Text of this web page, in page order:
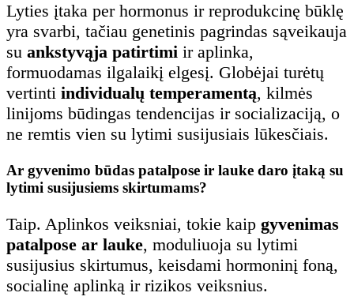
Lyties įtaka per hormonus ir reprodukcinę būklę
yra svarbi, tačiau genetinis pagrindas sąveikauja
su ankstyvąja patirtimi ir aplinka,
formuodamas ilgalaikį elgesį. Globėjai turėtų
vertinti individualų temperamentą, kilmės
linijoms būdingas tendencijas ir socializaciją, o
ne remtis vien su lytimi susijusiais lūkesčiais.
Ar gyvenimo būdas patalpose ir lauke daro įtaką su
lytimi susijusiems skirtumams?
Taip. Aplinkos veiksniai, tokie kaip gyvenimas
patalpose ar lauke, moduliuoja su lytimi
susijusius skirtumus, keisdami hormoninį foną,
socialinę aplinką ir rizikos veiksnius.